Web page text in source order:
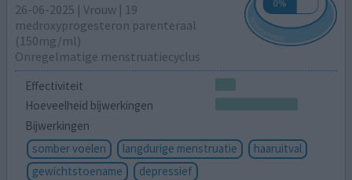
26-06-2025 | Vrouw | 19
medroxyprogesteron parenteraal
(150mg/ml)
Onregelmatige menstruatiecyclus
Effectiviteit
Hoeveelheid bijwerkingen
Bijwerkingen
somber voelen
langdurige menstruatie
haaruitval
gewichtstoename
depressief